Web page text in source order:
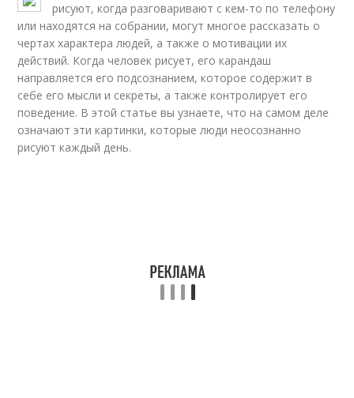
рисуют, когда разговаривают с кем-то по телефону
или находятся на собрании, могут многое рассказать о
чертах характера людей, а также о мотивации их
действий. Когда человек рисует, его карандаш
направляется его подсознанием, которое содержит в
себе его мысли и секреты, а также контролирует его
поведение. В этой статье вы узнаете, что на самом деле
означают эти картинки, которые люди неосознанно
рисуют каждый день.